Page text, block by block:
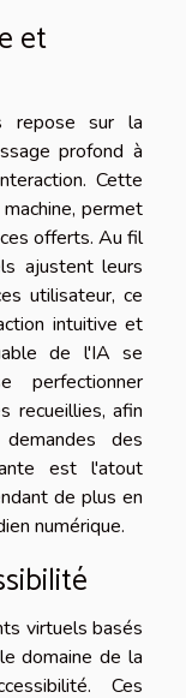
et
repose sur la
profond à
Cette
permet
offerts. Au fil
ajustent leurs
utilisateur, ce
intuitive et
de l'IA se
recueillies, afin
des
est l'atout
de plus en
numérique.
virtuels basés
domaine de la
Ces